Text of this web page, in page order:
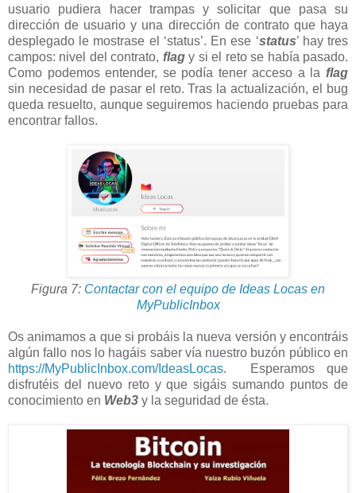
usuario pudiera hacer trampas y solicitar que pasa su
dirección de usuario y una dirección de contrato que haya
desplegado le mostrase el ‘status’. En ese ‘status’ hay tres
campos: nivel del contrato, flagy si el reto se había pasado.
Como podemos entender, se podía tener acceso a la flag
sin necesidad de pasar el reto. Tras la actualización, el bug
queda resuelto, aunque seguiremos haciendo pruebas para
encontrar fallos.
Figura 7: Contactar con el equipo de Ideas Locas en
MyPublicInbox
Os animamos a que si probáis la nueva versión y encontráis
algún fallo nos lo hagáis saber vía nuestro buzón público en
https://MyPublicInbox.com/IdeasLocas. Esperamos que
disfrutéis del nuevo reto y que sigáis sumando puntos de
conocimiento en Web3 y la seguridad de ésta.